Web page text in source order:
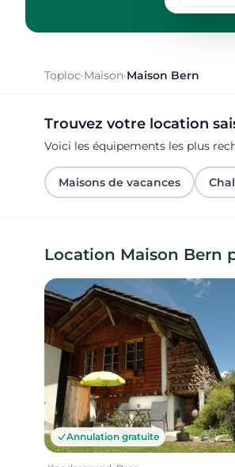
Toploc·Maison·Maison Bern
Trouvez votre location
Voici les équipements les plus
Maisons de vacances
Location Maison Bern
Annulation gratuite